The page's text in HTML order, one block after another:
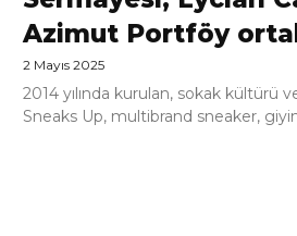
Azimut Portföy
2 Mayıs 2025
2014 yılında kurulan, sokak kültürü
Sneaks Up, multibrand sneaker,